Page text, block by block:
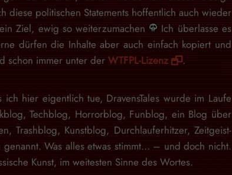
politischen Statements hoffentlich auch wieder
Ziel, ewig so weiterzumachen
Ich überlasse es
dürfen die Inhalte aber auch einfach kopiert und
schon immer unter der WTFPL-Lizenz .
hier eigentlich tue, DravensTales wurde im Laufe
Techblog, Horrorblog, Funblog, ein Blog über
Trashblog, Kunstblog, Durchlauferhitzer, Zeitgeist-
Was alles etwas stimmt… – und doch nicht.
Kunst, im weitesten Sinne des Wortes.